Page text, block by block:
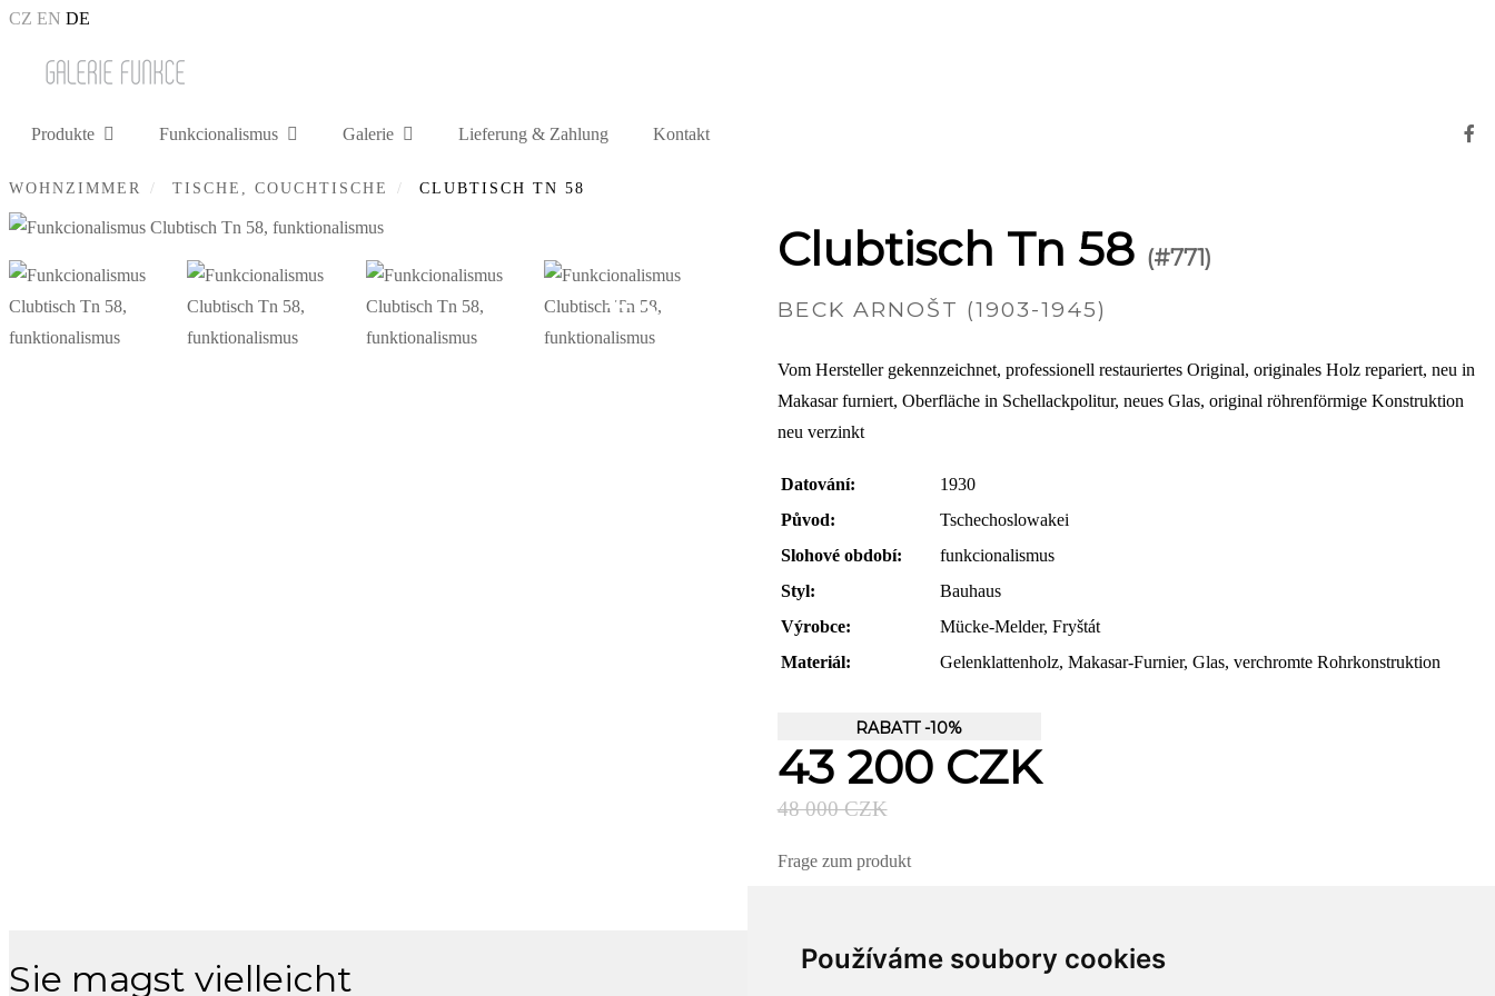
Používáme soubory cookies
CZ EN DE
Produkte Funkcionalismus Galerie Lieferung & Zahlung Kontakt
WOHNZIMMER TISCHE, COUCHTISCHE CLUBTISCH TN 58
+5
Clubtisch Tn 58 (#771)
BECK ARNOŠT (1903-1945)
Vom Hersteller gekennzeichnet, professionell restauriertes Original, originales Holz repariert, neu in
Makasar furniert, Oberfläche in Schellackpolitur, neues Glas, original röhrenförmige Konstruktion
neu verzinkt
Datování:
1930
Původ:
Tschechoslowakei
Slohové období:
funkcionalismus
Styl:
Bauhaus
Výrobce:
Mücke-Melder, Fryštát
Materiál:
Gelenklattenholz, Makasar-Furnier, Glas, verchromte Rohrkonstruktion
RABATT -10%
43 200 CZK
48 000 CZK
Frage zum produkt
Sie magst vielleicht